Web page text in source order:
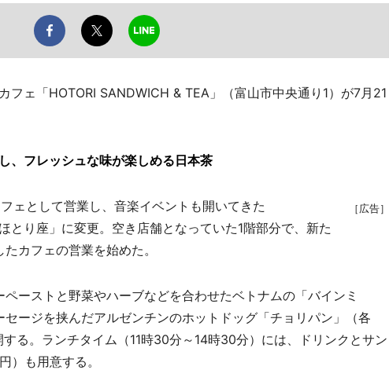
フェ「HOTORI SANDWICH & TEA」（富山市中央通り1）が7月21
、フレッシュな味が楽しめる日本茶
［広告］
ェとして営業し、音楽イベントも開いてきた
とり座」に変更。空き店舗となっていた1階部分で、新た
カフェの営業を始めた。
ーストと野菜やハーブなどを合わせたベトナムの「バインミ
ージを挟んだアルゼンチンのホットドッグ「チョリパン」（各
る。ランチタイム（11時30分～14時30分）には、ドリンクとサン
）も用意する。